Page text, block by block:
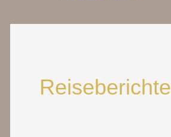
Reiseberichte